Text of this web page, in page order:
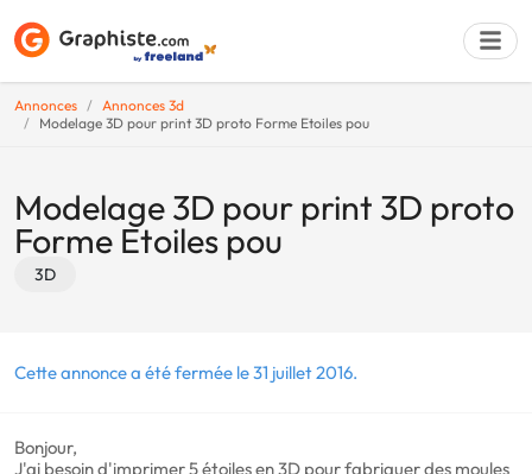
Annonces
Annonces 3d
Modelage 3D pour print 3D proto Forme Etoiles pou
Modelage 3D pour print 3D proto
Forme Etoiles pou
3D
Cette annonce a été fermée le 31 juillet 2016.
Bonjour,
J'ai besoin d'imprimer 5 étoiles en 3D pour fabriquer des moules